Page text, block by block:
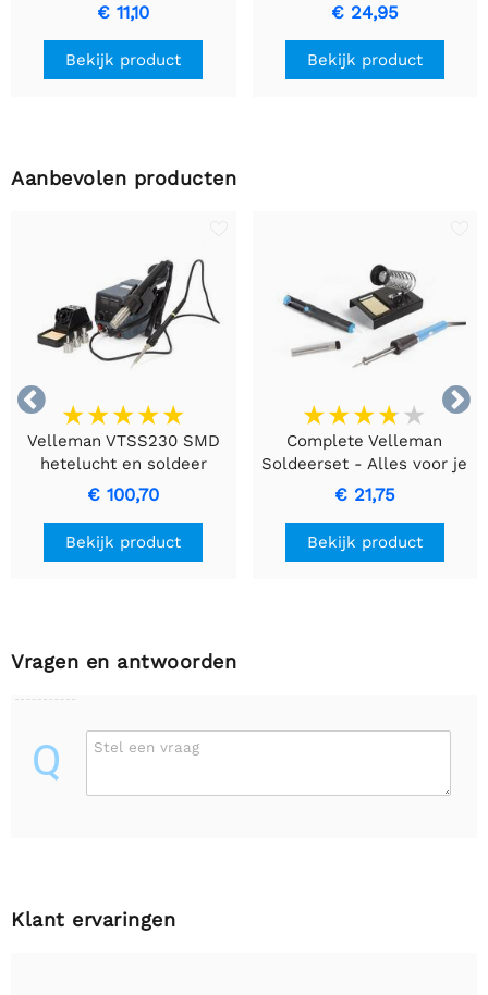
250mm - blauw - AS19
€ 11,10
Bekijk product
60 cm
€ 24,95
Bekijk product
Aanbevolen producten


Velleman VTSS230 SMD
hetelucht en soldeer
station
€ 100,70
Bekijk product
Complete Velleman
Soldeerset - Alles voor je
Eerste Project
€ 21,75
Bekijk product
Vragen en antwoorden
Q Stel een vraag
Klant ervaringen